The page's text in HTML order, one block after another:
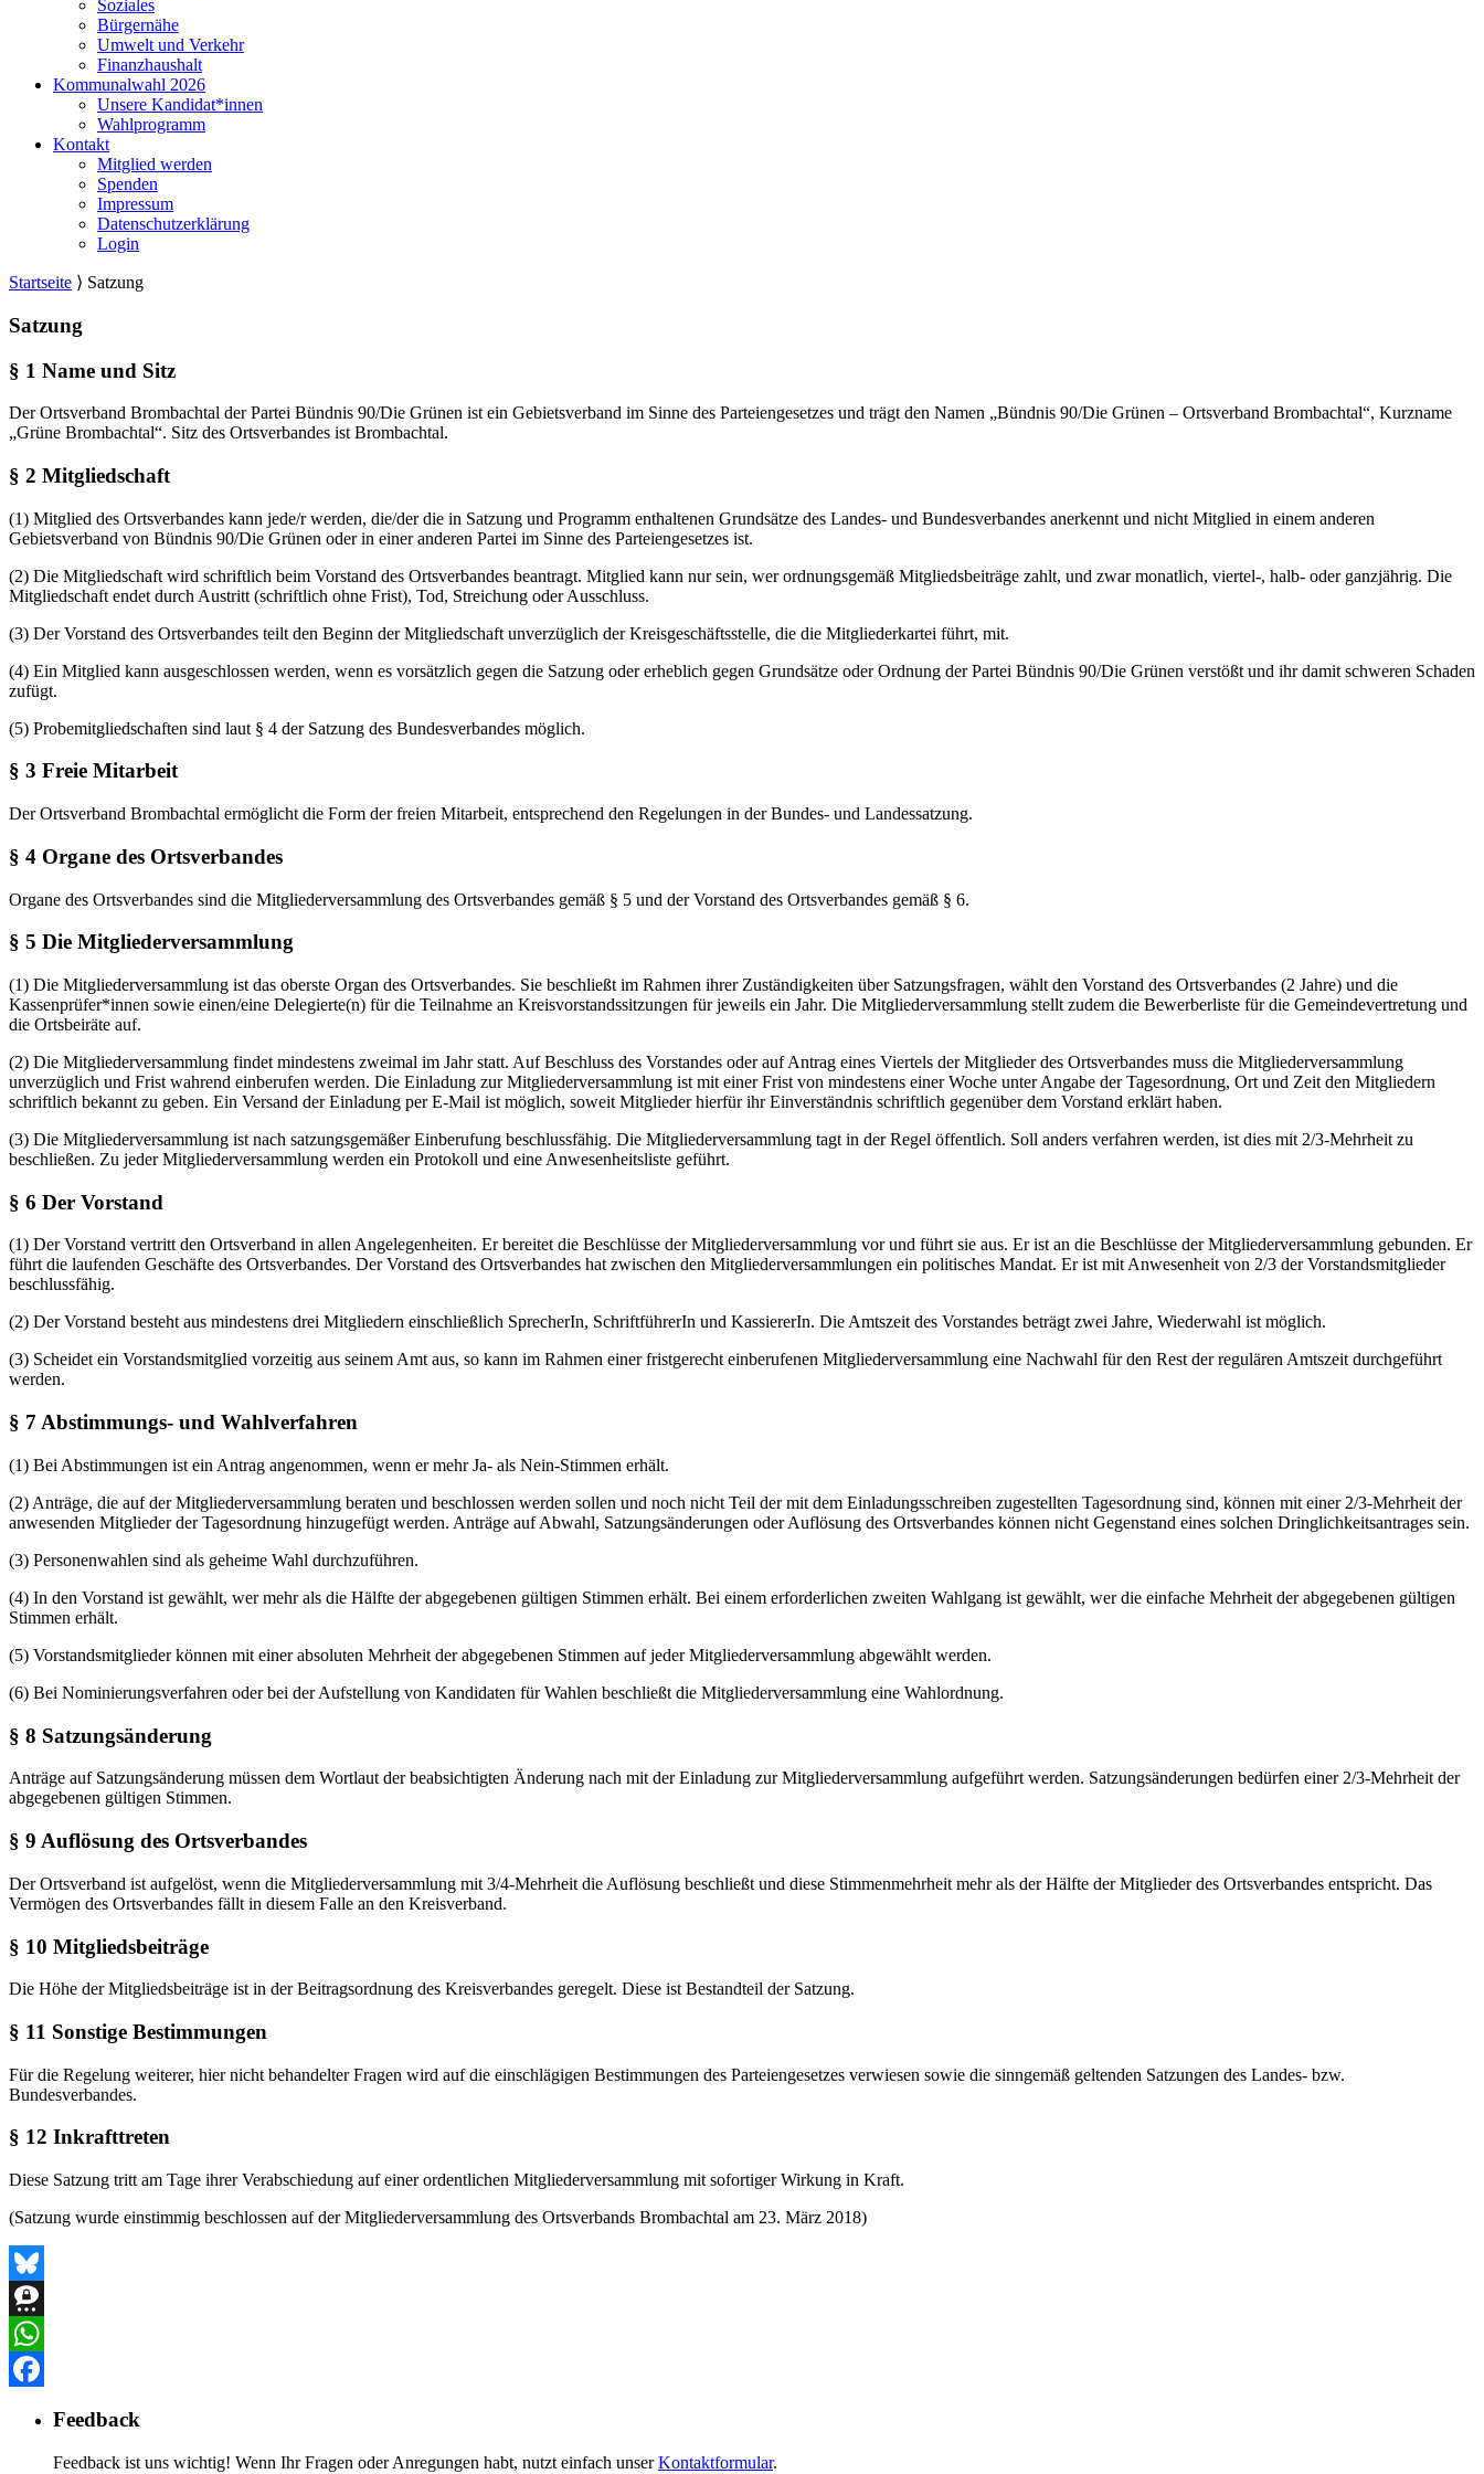
Soziales
Bürgernähe
Umwelt und Verkehr
Finanzhaushalt
Kommunalwahl 2026
Unsere Kandidat*innen
Wahlprogramm
Kontakt
Mitglied werden
Spenden
Impressum
Datenschutzerklärung
Login
Startseite ⟩ Satzung
Satzung
§ 1 Name und Sitz
Der Ortsverband Brombachtal der Partei Bündnis 90/Die Grünen ist ein Gebietsverband im Sinne des Parteiengesetzes und trägt den Namen „Bündnis 90/Die Grünen – Ortsverband Brombachtal“, Kurzname
„Grüne Brombachtal“. Sitz des Ortsverbandes ist Brombachtal.
§ 2 Mitgliedschaft
(1) Mitglied des Ortsverbandes kann jede/r werden, die/der die in Satzung und Programm enthaltenen Grundsätze des Landes- und Bundesverbandes anerkennt und nicht Mitglied in einem anderen
Gebietsverband von Bündnis 90/Die Grünen oder in einer anderen Partei im Sinne des Parteiengesetzes ist.
(2) Die Mitgliedschaft wird schriftlich beim Vorstand des Ortsverbandes beantragt. Mitglied kann nur sein, wer ordnungsgemäß Mitgliedsbeiträge zahlt, und zwar monatlich, viertel-, halb- oder ganzjährig. Die
Mitgliedschaft endet durch Austritt (schriftlich ohne Frist), Tod, Streichung oder Ausschluss.
(3) Der Vorstand des Ortsverbandes teilt den Beginn der Mitgliedschaft unverzüglich der Kreisgeschäftsstelle, die die Mitgliederkartei führt, mit.
(4) Ein Mitglied kann ausgeschlossen werden, wenn es vorsätzlich gegen die Satzung oder erheblich gegen Grundsätze oder Ordnung der Partei Bündnis 90/Die Grünen verstößt und ihr damit schweren Schaden
zufügt.
(5) Probemitgliedschaften sind laut § 4 der Satzung des Bundesverbandes möglich.
§ 3 Freie Mitarbeit
Der Ortsverband Brombachtal ermöglicht die Form der freien Mitarbeit, entsprechend den Regelungen in der Bundes- und Landessatzung.
§ 4 Organe des Ortsverbandes
Organe des Ortsverbandes sind die Mitgliederversammlung des Ortsverbandes gemäß § 5 und der Vorstand des Ortsverbandes gemäß § 6.
§ 5 Die Mitgliederversammlung
(1) Die Mitgliederversammlung ist das oberste Organ des Ortsverbandes. Sie beschließt im Rahmen ihrer Zuständigkeiten über Satzungsfragen, wählt den Vorstand des Ortsverbandes (2 Jahre) und die
Kassenprüfer*innen sowie einen/eine Delegierte(n) für die Teilnahme an Kreisvorstandssitzungen für jeweils ein Jahr. Die Mitgliederversammlung stellt zudem die Bewerberliste für die Gemeindevertretung und
die Ortsbeiräte auf.
(2) Die Mitgliederversammlung findet mindestens zweimal im Jahr statt. Auf Beschluss des Vorstandes oder auf Antrag eines Viertels der Mitglieder des Ortsverbandes muss die Mitgliederversammlung
unverzüglich und Frist wahrend einberufen werden. Die Einladung zur Mitgliederversammlung ist mit einer Frist von mindestens einer Woche unter Angabe der Tagesordnung, Ort und Zeit den Mitgliedern
schriftlich bekannt zu geben. Ein Versand der Einladung per E-Mail ist möglich, soweit Mitglieder hierfür ihr Einverständnis schriftlich gegenüber dem Vorstand erklärt haben.
(3) Die Mitgliederversammlung ist nach satzungsgemäßer Einberufung beschlussfähig. Die Mitgliederversammlung tagt in der Regel öffentlich. Soll anders verfahren werden, ist dies mit 2/3-Mehrheit zu
beschließen. Zu jeder Mitgliederversammlung werden ein Protokoll und eine Anwesenheitsliste geführt.
§ 6 Der Vorstand
(1) Der Vorstand vertritt den Ortsverband in allen Angelegenheiten. Er bereitet die Beschlüsse der Mitgliederversammlung vor und führt sie aus. Er ist an die Beschlüsse der Mitgliederversammlung gebunden. Er
führt die laufenden Geschäfte des Ortsverbandes. Der Vorstand des Ortsverbandes hat zwischen den Mitgliederversammlungen ein politisches Mandat. Er ist mit Anwesenheit von 2/3 der Vorstandsmitglieder
beschlussfähig.
(2) Der Vorstand besteht aus mindestens drei Mitgliedern einschließlich SprecherIn, SchriftführerIn und KassiererIn. Die Amtszeit des Vorstandes beträgt zwei Jahre, Wiederwahl ist möglich.
(3) Scheidet ein Vorstandsmitglied vorzeitig aus seinem Amt aus, so kann im Rahmen einer fristgerecht einberufenen Mitgliederversammlung eine Nachwahl für den Rest der regulären Amtszeit durchgeführt
werden.
§ 7 Abstimmungs- und Wahlverfahren
(1) Bei Abstimmungen ist ein Antrag angenommen, wenn er mehr Ja- als Nein-Stimmen erhält.
(2) Anträge, die auf der Mitgliederversammlung beraten und beschlossen werden sollen und noch nicht Teil der mit dem Einladungsschreiben zugestellten Tagesordnung sind, können mit einer 2/3-Mehrheit der
anwesenden Mitglieder der Tagesordnung hinzugefügt werden. Anträge auf Abwahl, Satzungsänderungen oder Auflösung des Ortsverbandes können nicht Gegenstand eines solchen Dringlichkeitsantrages sein.
(3) Personenwahlen sind als geheime Wahl durchzuführen.
(4) In den Vorstand ist gewählt, wer mehr als die Hälfte der abgegebenen gültigen Stimmen erhält. Bei einem erforderlichen zweiten Wahlgang ist gewählt, wer die einfache Mehrheit der abgegebenen gültigen
Stimmen erhält.
(5) Vorstandsmitglieder können mit einer absoluten Mehrheit der abgegebenen Stimmen auf jeder Mitgliederversammlung abgewählt werden.
(6) Bei Nominierungsverfahren oder bei der Aufstellung von Kandidaten für Wahlen beschließt die Mitgliederversammlung eine Wahlordnung.
§ 8 Satzungsänderung
Anträge auf Satzungsänderung müssen dem Wortlaut der beabsichtigten Änderung nach mit der Einladung zur Mitgliederversammlung aufgeführt werden. Satzungsänderungen bedürfen einer 2/3-Mehrheit der
abgegebenen gültigen Stimmen.
§ 9 Auflösung des Ortsverbandes
Der Ortsverband ist aufgelöst, wenn die Mitgliederversammlung mit 3/4-Mehrheit die Auflösung beschließt und diese Stimmenmehrheit mehr als der Hälfte der Mitglieder des Ortsverbandes entspricht. Das
Vermögen des Ortsverbandes fällt in diesem Falle an den Kreisverband.
§ 10 Mitgliedsbeiträge
Die Höhe der Mitgliedsbeiträge ist in der Beitragsordnung des Kreisverbandes geregelt. Diese ist Bestandteil der Satzung.
§ 11 Sonstige Bestimmungen
Für die Regelung weiterer, hier nicht behandelter Fragen wird auf die einschlägigen Bestimmungen des Parteiengesetzes verwiesen sowie die sinngemäß geltenden Satzungen des Landes- bzw.
Bundesverbandes.
§ 12 Inkrafttreten
Diese Satzung tritt am Tage ihrer Verabschiedung auf einer ordentlichen Mitgliederversammlung mit sofortiger Wirkung in Kraft.
(Satzung wurde einstimmig beschlossen auf derMitgliederversammlung des Ortsverbands Brombachtal am 23. März 2018)
Bluesky
Threema
WhatsApp
Feedback
Feedback ist uns wichtig! Wenn Ihr Fragen oder Anregungen habt, nutzt einfach unserKontaktformular.